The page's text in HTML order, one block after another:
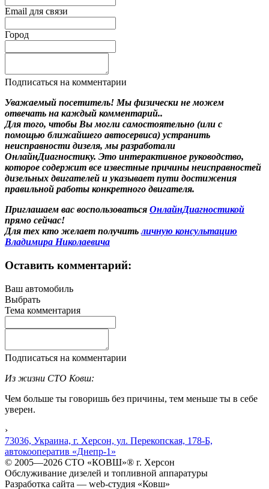
Email для связи
Город
Подписаться на комментарии
Уважаемый посетитель! Мы физически не можем
отвечать на каждый комментарий..
Для того, чтобы Вы могли самостоятельно (или с
помощью ближайшего автосервиса) устранить
неисправности дизеля, мы разработали
ОнлайнДиагностику. Это интерактивное руководство,
которое содержит все известные причины неисправностей
дизельных двигателей и указывает пути достижения
правильной работы конкретного двигателя.
Приглашаем вас воспользоваться ОнлайнДиагностикой
прямо сейчас!
Для тех кто желает получитьличную консультацию
Владимира Николаевича
Оставить комментарий:
Ваш автомобиль
Выбрать
Тема комментария
Подписаться на комментарии
Из жизни СТО Ковш:
Чем больше ты говоришь без причины, тем меньше ты в себе
уверен.
›
73036, Украина, г. Херсон, ул. Перекопская, 178-Б,
автокооператив «Днепр-1»
© 2005—2026 СТО «КОВШ»® г. Херсон
Обслуживание дизелей и топливной аппаратуры
Разработка сайта — web-студия «Ковш»